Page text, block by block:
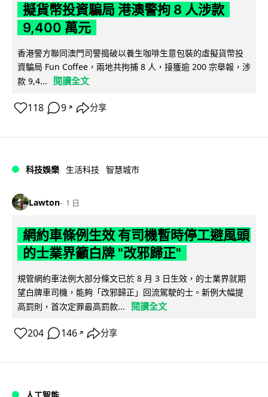
擬貨幣投資騙局 港澳警拘 8 人涉款
9,400 萬元
香港警方聯同澳門司警搗破以養生咖啡生意包裝的虛擬貨幣投
資騙局 Fun Coffee，兩地共拘捕 8 人，接獲逾 200 宗舉報，涉
款 9,4...
閱讀全文
118 9 ↗ 分享
科技娛樂 生活科技 智慧城市
Lawton 1 日
網約車條例生效 有司機暫時停工避風頭
的士業界籲白牌 "改邪歸正"
規管網約車法例大部分條文已於 8 月 3 日生效，的士業界就期
望白牌車司機，能夠「改邪歸正」回流駕駛的士。新例大幅提
高罰則，首次定罪最高罰款...
閱讀全文
204 146 ↗ 分享